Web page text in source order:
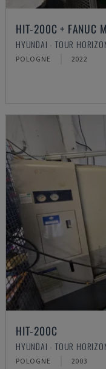
HIT-200C + FANUC
HYUNDAI - TOUR
POLOGNE 2022
HIT-200C
HYUNDAI - TOUR
POLOGNE 2003